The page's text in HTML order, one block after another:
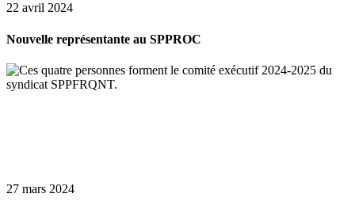
22 avril 2024
Nouvelle représentante au SPPROC
27 mars 2024